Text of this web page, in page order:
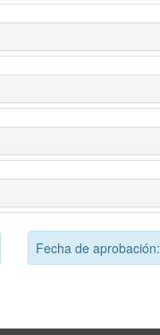
Fecha de aprobación: